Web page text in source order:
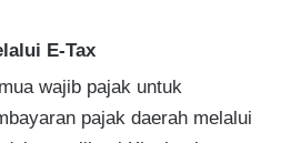
E-Tax
wajib pajak untuk
pajak daerah melalui